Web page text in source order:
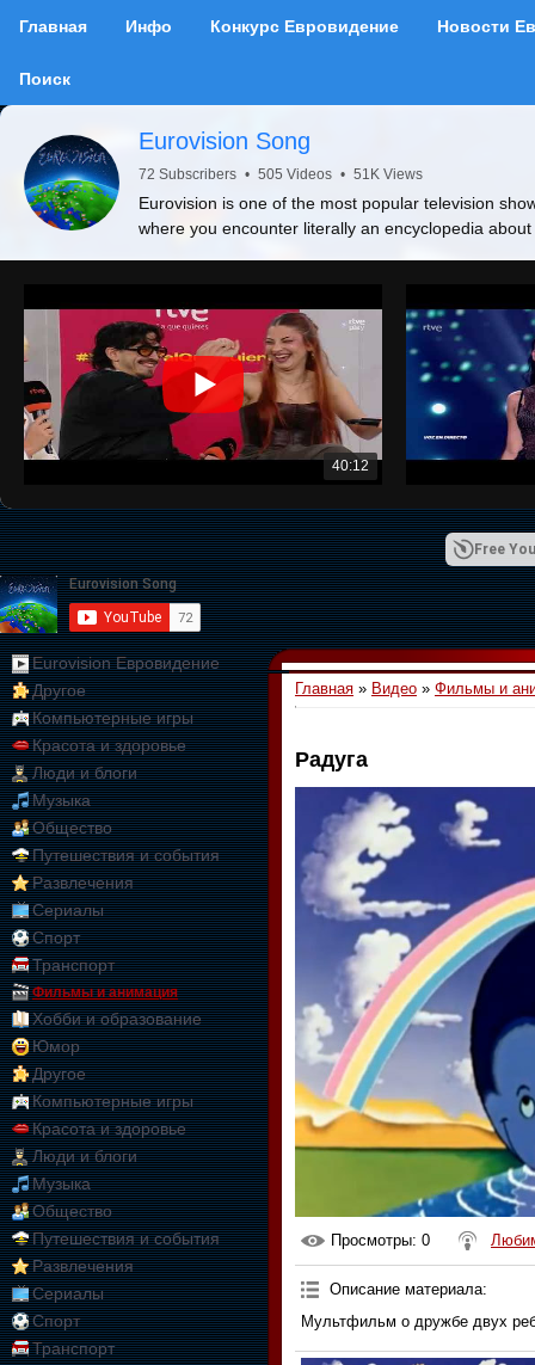
Главная Инфо Конкурс Евровидение Новости
Поиск
Eurovision Song
72 Subscribers • 505 Videos • 51K Views
Eurovision is one of the most popular television
where you encounter literally an encyclopedia
40:12
Free
Eurovision Евровидение
Другое
Компьютерные игры
Красота и здоровье
Люди и блоги
Музыка
Общество
Путешествия и события
Развлечения
Сериалы
Спорт
Транспорт
Фильмы и анимация
Хобби и образование
Юмор
Другое
Компьютерные игры
Красота и здоровье
Люди и блоги
Музыка
Общество
Путешествия и события
Развлечения
Сериалы
Спорт
Транспорт
Главная » Видео » Фильмы и
Радуга
Просмотры: 0
Описание материала:
Мультфильм о дружбе двух